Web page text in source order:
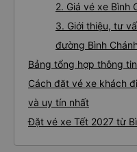
2. Giá vé xe Bình
3. Giới thiệu, tư
đường Bình
Bảng tổng hợp thông
Cách đặt vé xe khách
và uy tín nhất
Đặt vé xe Tết 2027 từ